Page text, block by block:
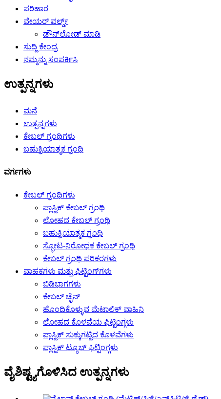
ಪರಿಹಾರ
ವೇಯರ್ ವರ್ಲ್ಡ್
ಡೌನ್‌ಲೋಡ್ ಮಾಡಿ
ಸುದ್ದಿ ಕೇಂದ್ರ
ನಮ್ಮನ್ನು ಸಂಪರ್ಕಿಸಿ
ಉತ್ಪನ್ನಗಳು
ಮನೆ
ಉತ್ಪನ್ನಗಳು
ಕೇಬಲ್ ಗ್ರಂಥಿಗಳು
ಬಹುಕ್ರಿಯಾತ್ಮಕ ಗ್ರಂಥಿ
ವರ್ಗಗಳು
ಕೇಬಲ್ ಗ್ರಂಥಿಗಳು
ಪ್ಲಾಸ್ಟಿಕ್ ಕೇಬಲ್ ಗ್ರಂಥಿ
ಲೋಹದ ಕೇಬಲ್ ಗ್ರಂಥಿ
ಬಹುಕ್ರಿಯಾತ್ಮಕ ಗ್ರಂಥಿ
ಸ್ಫೋಟ-ನಿರೋಧಕ ಕೇಬಲ್ ಗ್ರಂಥಿ
ಕೇಬಲ್ ಗ್ರಂಥಿ ಪರಿಕರಗಳು
ವಾಹಕಗಳು ಮತ್ತು ಫಿಟ್ಟಿಂಗ್‌ಗಳು
ಬಿಡಿಭಾಗಗಳು
ಕೇಬಲ್ ಚೈನ್
ಹೊಂದಿಕೊಳ್ಳುವ ಮೆಟಾಲಿಕ್ ವಾಹಿನಿ
ಲೋಹದ ಕೊಳವೆಯ ಫಿಟ್ಟಿಂಗ್ಗಳು
ಪ್ಲಾಸ್ಟಿಕ್ ಸುಕ್ಕುಗಟ್ಟಿದ ಕೊಳವೆಗಳು
ಪ್ಲಾಸ್ಟಿಕ್ ಟ್ಯೂಬ್ ಫಿಟ್ಟಿಂಗ್ಗಳು
ವೈಶಿಷ್ಟ್ಯಗೊಳಿಸಿದ ಉತ್ಪನ್ನಗಳು